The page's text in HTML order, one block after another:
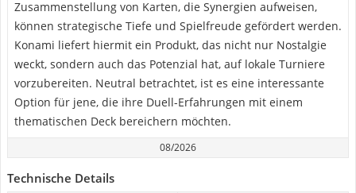
Zusammenstellung von Karten, die Synergien aufweisen,
können strategische Tiefe und Spielfreude gefördert werden.
Konami liefert hiermit ein Produkt, das nicht nur Nostalgie
weckt, sondern auch das Potenzial hat, auf lokale Turniere
vorzubereiten. Neutral betrachtet, ist es eine interessante
Option für jene, die ihre Duell-Erfahrungen mit einem
thematischen Deck bereichern möchten.
08/2026
Technische Details